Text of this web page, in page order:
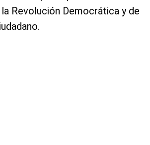
Revolución Democrática y de